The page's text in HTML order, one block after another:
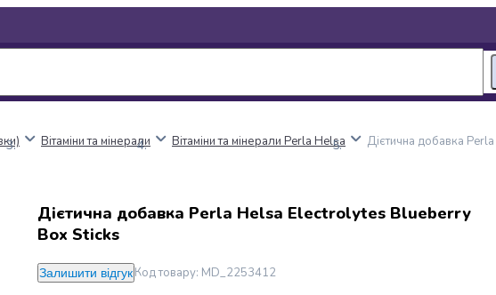
Вітаміни та мінерали Вітаміни та мінерали Perla Helsa Дієтична добавка
Дієтична добавка Perla Helsa Electrolytes Blueberry
Box Sticks
Залишити відгукКод товару: MD_2253412